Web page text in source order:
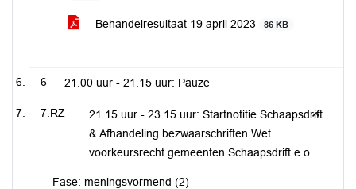
Behandelresultaat 19 april 2023 86 KB
6 21.00 uur - 21.15 uur: Pauze
7.RZ
21.15 uur - 23.15 uur: Startnotitie Schaapsdrift
& Afhandeling bezwaarschriften Wet
voorkeursrecht gemeenten Schaapsdrift e.o.
Fase: meningsvormend (2)